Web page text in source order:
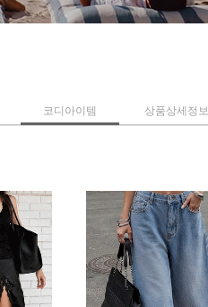
코디아이템 상품상세정보